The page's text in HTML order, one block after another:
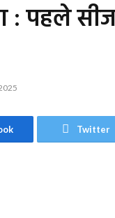
: पहले
Twitter